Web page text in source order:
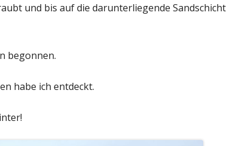
und bis auf die darunterliegende Sandschicht
begonnen.
habe ich entdeckt.